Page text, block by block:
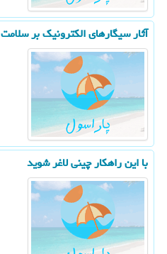
آثار سیگارهای الکترونیک بر سلامت
با این راهکار چینی لاغر شوید